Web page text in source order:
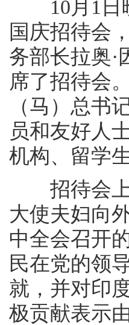
10月1日晚
国庆招待会
务部长拉奥·
席了招待会
（马）总书
员和友好人
机构、留学
招待会上
大使夫妇向
中全会召开
民在党的领
就，并对印
极贡献表示